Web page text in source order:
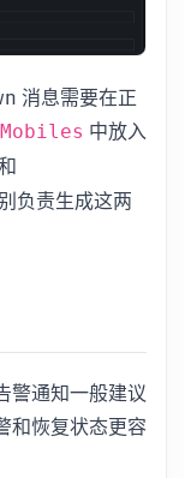
消息需要在正
中放入
负责生成这两
警通知一般建议
和恢复状态更容